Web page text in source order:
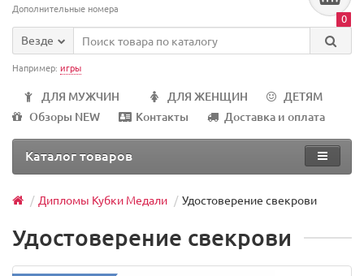
Дополнительные номера
0
Везде
Например: игры
ДЛЯ МУЖЧИН ДЛЯ ЖЕНЩИН
ДЕТЯМ
Обзоры NEW
Контакты Доставка и оплата
Каталог товаров
Дипломы Кубки Медали Удостоверение свекрови
Удостоверение свекрови